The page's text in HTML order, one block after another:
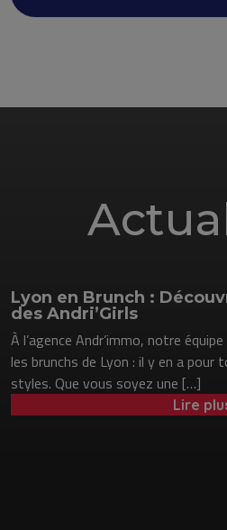
Lyon en Brunch :
des Andri’Girls
À l’agence Andr’immo, notre
les brunchs de Lyon : il y en a
styles. Que vous soyez une […]
Lire